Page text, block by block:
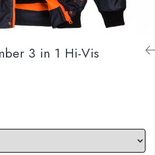
3 in 1 Hi-Vis